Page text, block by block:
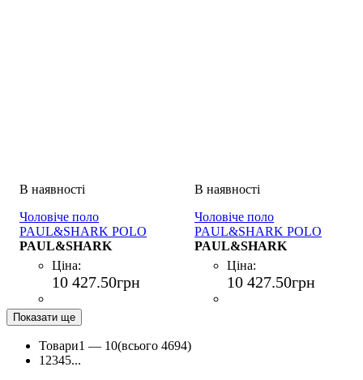
Чоловіче поло
PAUL&SHARK POLO
BOTTONI COTONE
BIANCO
PAUL&SHARK
Ціна:
10 427.50грн
Чоловіче поло
PAUL&SHARK POLO
BOTTONI COTONE BLU
PAUL&SHARK
Ціна:
10 427.50грн
Показати ще
Товари1 — 10(всього 4694)
1 2345...